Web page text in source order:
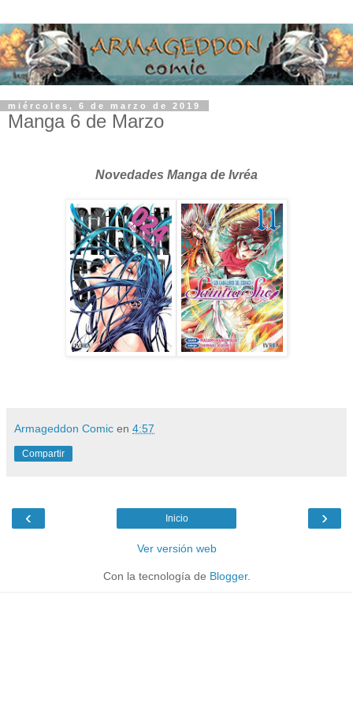
miércoles, 6 de marzo de 2019
Manga 6 de Marzo
Novedades Manga de Ivréa
Armageddon Comic en 4:57
Compartir
‹ ›
Inicio
Ver versión web
Con la tecnología de Blogger.